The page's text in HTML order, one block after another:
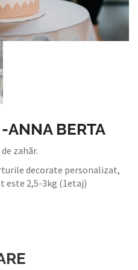
ANNA BERTA
zahăr.
decorate personalizat,
este 2,5-3kg (1etaj)